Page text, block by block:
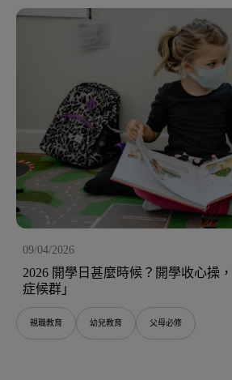
09/04/2026
2026 開學日甚麼時候？開學收心操
症候群」
親職教育 幼兒教育 父母必修